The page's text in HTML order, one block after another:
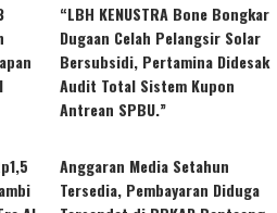
“LBH KENUSTRA Bone Bongkar
Dugaan Celah Pelangsir Solar
Bersubsidi, Pertamina Didesak
Audit Total Sistem Kupon
Antrean SPBU.”
Anggaran Media Setahun
Tersedia, Pembayaran Diduga